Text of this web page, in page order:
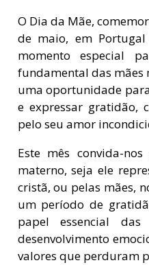
O Dia da Mãe,
de maio, em
momento especial
fundamental das mães
uma oportunidade
e expressar gratidão,
pelo seu amor
Este mês convida-
materno, seja ele
cristã, ou pelas mães,
um período de
papel essencial
desenvolvimento
valores que perduram